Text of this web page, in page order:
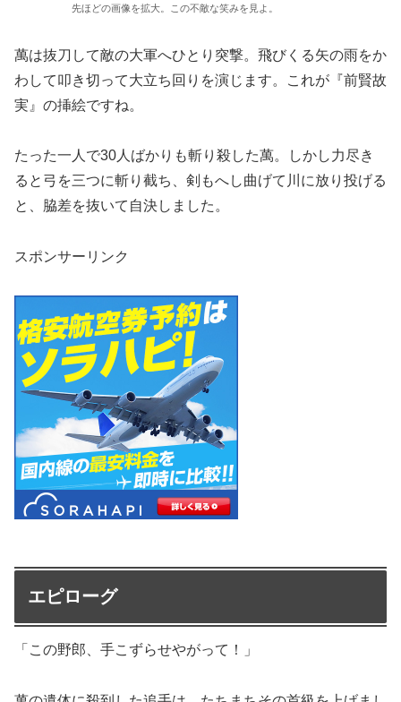
先ほどの画像を拡大。この不敵な笑みを見よ。
萬は抜刀して敵の大軍へひとり突撃。飛びくる矢の雨をか
わして叩き切って大立ち回りを演じます。これが『前賢故
実』の挿絵ですね。
たった一人で30人ばかりも斬り殺した萬。しかし力尽き
ると弓を三つに斬り截ち、剣もへし曲げて川に放り投げる
と、脇差を抜いて自決しました。
スポンサーリンク
エピローグ
「この野郎、手こずらせやがって！」